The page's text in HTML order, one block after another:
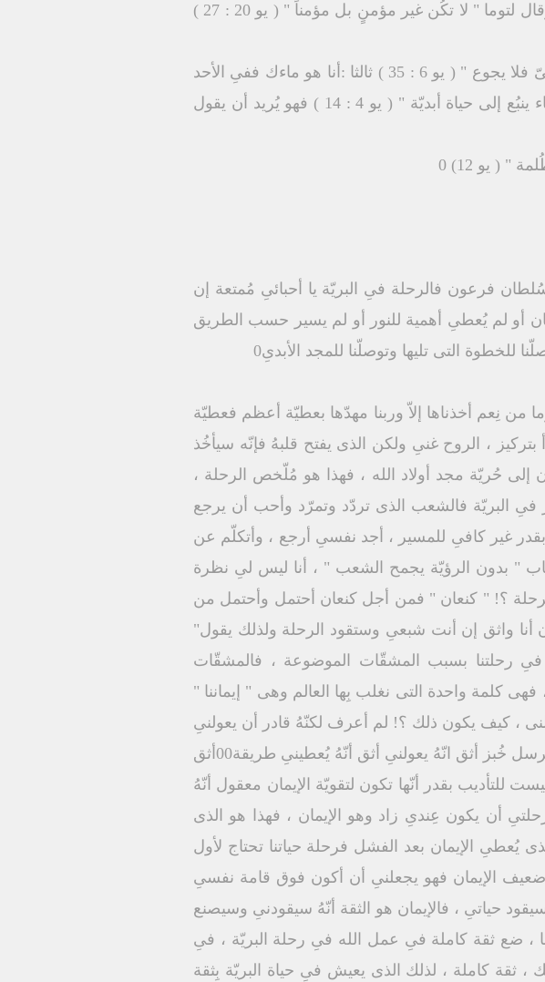
لأنّهُم لم يكُن عندهُم إيمان فيقول لنا الكِتاب " فرح التلاميذ إذ رأوا الرب " وقال لتوما " لا تكُن غير مؤمنٍ بل مؤمناً " ( يو 20 : 27 )
ثانياً : أنا هو خُبزك ففىِ الأحد الثانىِ يقول لنا " أنا هو خُبز الحياة من يُقبل إلىّ فلا يجوع " ( يو 6 : 35 ) ثالثا :أنا هو ماءك ففىِ الأحد
الثالث يقرأ لنا إنجيل السامريّة ويقول" الماء الذى أعطيه يصير فيهِ ينبوع ماء ينبُع إلى حياة أبديّة " ( يو 4 : 14 ) فهو يُريد أن يقول
( يو 12) 0
فرعون فالرحلة فىِ البريّة يا أحبائىِ مُمتعة إن
أو لم يُعطىِ أهمية للنور أو لم يسير حسب الطريق
التى تليها وتوصلّنا للمجد الأبدىِ0
من نِعم أخذناها إلاّ وربنا مهدّها بعطيّة أعظم فعطيّة
، الروح غنىِ ولكن الذى يفتح قلبهُ فإنّه سيأخُذ
حُريّة مجد أولاد الله ، فهذا هو مُلّخص الرحلة ،
فىِ البريّة فالشعب الذى تردّد وتمرّد وأحب أن يرجع
غير كافىِ للمسير ، أجد نفسىِ أرجع ، وأتكلّم عن
" بدون الرؤيّة يجمح الشعب " ، أنا ليس لىِ نظرة
؟! " كنعان " فمن أجل كنعان أحتمل وأحتمل من
أنا واثق إن أنت شبعىِ وستقود الرحلة ولذلك يقول"
فىِ رحلتنا بسبب المشقّات الموضوعة ، فالمشقّات
كلمة واحدة التى نغلب بِها العالم وهى " إيماننا "
، كيف يكون ذلك ؟! لم أعرف لكنّهُ قادر أن يعولنىِ
رغم أنّ الظروف تقول لى غير مُمكن أنا أثق أنّهُ يقودنىِ وسيُرسل نور وسيُرسل خُبز أثق انّهُ يعولنىِ أثق أنّهُ يُعطينىِ طريقة00أثق
للتأديب بقدر أنّها تكون لتقويّة الإيمان معقول أنّهُ
أن يكون عِندىِ زاد وهو الإيمان ، فهذا هو الذى
يُعطىِ الإيمان بعد الفشل فرحلة حياتنا تحتاج لأول
ضعيف الإيمان فهو يجعلنىِ أن أكون فوق قامة نفسىِ
حياتىِ ، فالإيمان هو الثقة أنّهُ سيقودنىِ وسيصنع
، ضع ثقة كاملة فىِ عمل الله فىِ رحلة البريّة ، فىِ
ثقة كاملة ، لذلك الذى يعيش فىِ حياة البريّة بِثقة